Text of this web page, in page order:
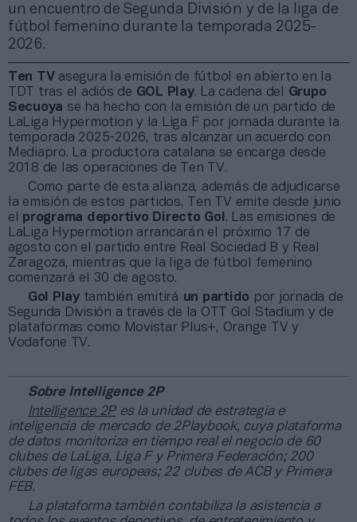
un encuentro de Segunda División y de la liga de
fútbol femenino durante la temporada 2025-
2026.
Ten TV asegura la emisión de fútbol en abierto en la
TDT tras el adiós de GOL Play. La cadena del Grupo
Secuoya se ha hecho con la emisión de un partido de
LaLiga Hypermotion y la Liga F por jornada durante la
temporada 2025-2026, tras alcanzar un acuerdo con
Mediapro. La productora catalana se encarga desde
2018 de las operaciones de Ten TV.
Como parte de esta alianza, además de adjudicarse
la emisión de estos partidos, Ten TV emite desde junio
el programa deportivo Directo Gol . Las emisiones de
LaLiga Hypermotion arrancarán el próximo 17 de
agosto con el partido entre Real Sociedad B y Real
Zaragoza, mientras que la liga de fútbol femenino
comenzará el 30 de agosto.
Gol Playtambién emitirá un partido por jornada de
Segunda División a través de la OTT Gol Stadium y de
plataformas como Movistar Plus+, Orange TV y
Vodafone TV.
Sobre Intelligence 2P
Intelligence 2Pes la unidad de estrategia e
inteligencia de mercado de 2Playbook, cuya plataforma
de datos monitoriza en tiempo real el negocio de 60
clubes de LaLiga, Liga F y Primera Federación; 200
clubes de ligas europeas; 22 clubes de ACB y Primera
FEB.
La plataforma también contabiliza la asistencia a